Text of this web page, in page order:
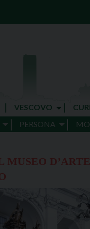
VESCOVO
PERSONA